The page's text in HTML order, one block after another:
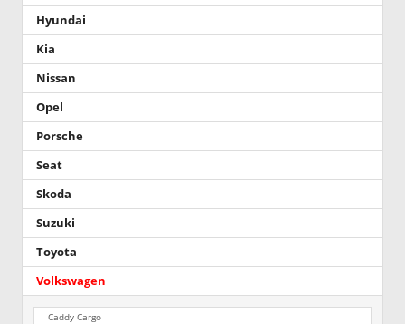
Hyundai
Kia
Nissan
Opel
Porsche
Seat
Skoda
Suzuki
Toyota
Volkswagen
Caddy Cargo